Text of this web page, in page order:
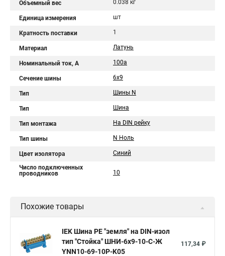
Объемный вес 0.038 кг
Единица измерения шт
Кратность поставки 1
Материал Латунь
Номинальный ток, А 100а
Сечение шины 6х9
Тип Шины N
Тип Шина
Тип монтажа На DIN рейку
Тип шины N Ноль
Цвет изолятора Синий
Число подключенных
проводников
10
Похожие товары
IEK Шина PE "земля" на DIN-изол
тип "Стойка" ШНИ-6х9-10-С-Ж
YNN10-69-10P-K05
117,34 ₽